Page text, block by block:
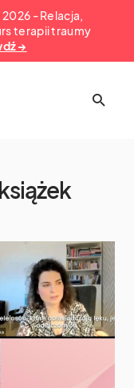
- Relacja,
terapii traumy
→